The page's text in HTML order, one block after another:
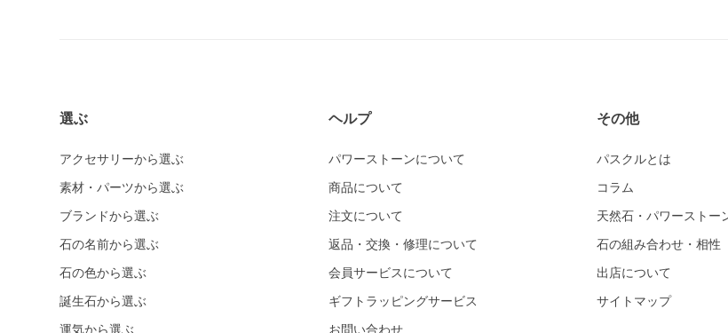
選ぶ
アクセサリーから選ぶ
素材・パーツから選ぶ
ブランドから選ぶ
石の名前から選ぶ
石の色から選ぶ
誕生石から選ぶ
運気から選ぶ
ヘルプ
パワーストーンについて
商品について
注文について
返品・交換・修理について
会員サービスについて
ギフトラッピングサービス
お問い合わせ
その他
パスクルとは
コラム
天然石・パワーストー
石の組み合わせ・相性
出店について
サイトマップ